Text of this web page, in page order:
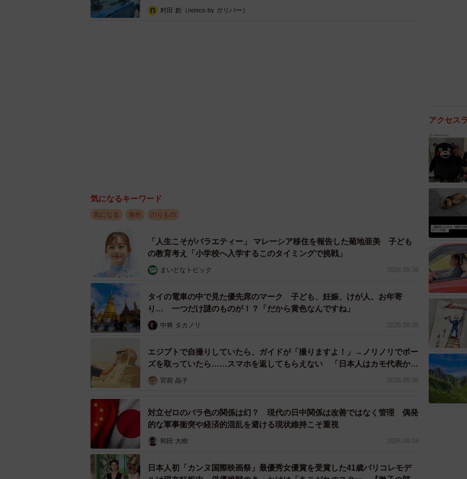
わるの知ってましたか？村田 創（norico by ガリバー）
気になるキーワード
気になる 海外 のりもの
「人生こそがバラエティー」 マレーシア移住を報告した菊地亜美 子ども
の教育考え「小学校へ入学するこのタイミングで挑戦」
まいどなトピック 2026.08.06
タイの電車の中で見た優先席のマーク 子ども、妊娠、けが人、お年寄
り… 一つだけ謎のものが！？「だから黄色なんですね」
中将 タカノリ 2026.08.06
エジプトで自撮りしていたら、ガイドが「撮りますよ！」→ノリノリでポー
ズを取っていたら……スマホを返してもらえない 「日本人はカモ代表か
も」「私は6時間で3万円払った」
宮前 晶子 2026.08.06
対立ゼロのバラ色の関係は幻？ 現代の日中関係は改善ではなく管理 偶発
的な軍事衝突や経済的混乱を避ける現状維持こそ重視
和田 大樹 2026.08.04
日本人初「カンヌ国際映画祭」最優秀女優賞を受賞した41歳パリコレモデ
アクセス